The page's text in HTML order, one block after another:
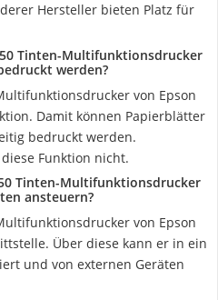
Hersteller bieten Platz für
Tinten-Multifunktionsdrucker
werden?
von Epson
Damit können Papierblätter
bedruckt werden.
Funktion nicht.
Tinten-Multifunktionsdrucker
ansteuern?
von Epson
Über diese kann er in ein
und von externen Geräten